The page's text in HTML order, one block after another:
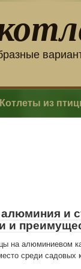
Котлеты из
и
и
на алюминиевом
среди садовых